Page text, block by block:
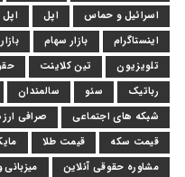
اسرائیل و حماس
اپل
اینستاگرام
بازار سهام
تلویزیون
تین کلاینت
رباتیک
سئو سالمندان
شبکه های اجتماعی
صرافی ارز
قیمت سکه
قیمت طلا
مشاوره حقوقی آنلاین